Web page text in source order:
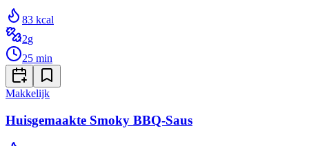
83 kcal
2g
25 min
Makkelijk
Huisgemaakte Smoky BBQ-Saus